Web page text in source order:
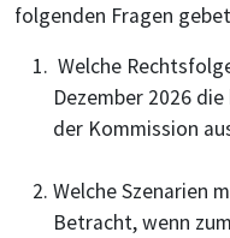
folgenden Fragen
Welche
Dezember 2026
der Kommission
Welche Szenarien
Betracht, wenn